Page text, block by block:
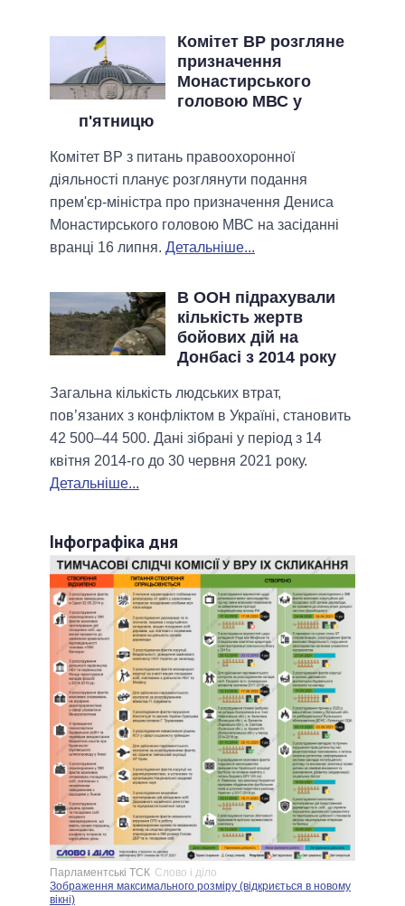
Комітет ВР розгляне
призначення
Монастирського
головою МВС у
п'ятницю
Комітет ВР з питань правоохоронної
діяльності планує розглянути подання
прем'єр-міністра про призначення Дениса
Монастирського головою МВС на засіданні
вранці 16 липня. Детальніше...
В ООН підрахували
кількість жертв
бойових дій на
Донбасі з 2014 року
Загальна кількість людських втрат,
пов’язаних з конфліктом в Україні, становить
42 500–44 500. Дані зібрані у період з 14
квітня 2014-го до 30 червня 2021 року.
Детальніше...
Інфографіка дня
Парламентські ТСК Слово і діло
Зображення максимального розміру (відкриється в новому
вікні)